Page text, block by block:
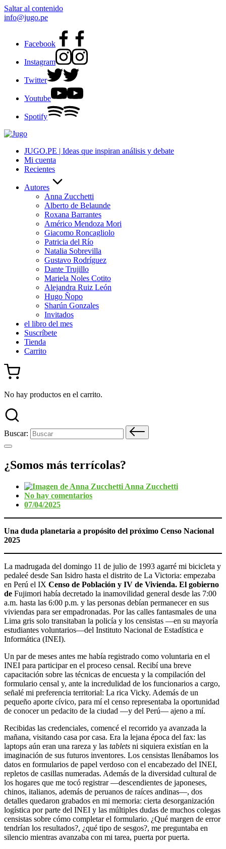
Saltar al contenido
info@jugo.pe
Facebook
Instagram
Twitter
Youtube
Spotify
JUGO.PE | Ideas que inspiran análisis y debate
Mi cuenta
Recientes
Autores
Anna Zucchetti
Alberto de Belaunde
Roxana Barrantes
Américo Mendoza Mori
Giacomo Roncagliolo
Patricia del Río
Natalia Sobrevilla
Gustavo Rodríguez
Dante Trujillo
Mariela Noles Cotito
Alejandra Ruiz León
Hugo Ñopo
Sharún Gonzales
Invitados
el libro del mes
Suscríbete
Tienda
Carrito
No hay productos en el carrito.
Buscar:
¿Somos más terrícolas?
Anna Zucchetti
No hay comentarios
07/04/2025
Una duda planetaria a propósito del próximo Censo Nacional
2025
La madrugada del domingo 11 de julio de 1993 agarré mi bicicleta y
pedaleé desde San Isidro hasta el distrito de La Victoria: empezaba
en Perú el IX Censo de Población y IV de Vivienda. El gobierno
de Fujimori había decretado la inamovilidad general desde las 7:00
a.m. hasta las 6:00 p.m. y las personas debían permanecer en sus
viviendas para ser empadronadas. Por las calles fantasmales de una
Lima gris solo transitaban la policía y los censistas —en su mayoría
estudiantes voluntarios—del Instituto Nacional de Estadística e
Informática (INEI).
Un par de meses antes me había registrado como voluntaria en el
INEI para participar en el proceso censal. Recibí una breve
capacitación sobre las técnicas de encuesta y la compilación del
formulario censal y, ante la incredulidad de los funcionarios a cargo,
señalé mi preferencia territorial: La rica Vicky. Además de un
pequeño aporte cívico, para mí el censo representaba la oportunidad
de conocer un pedacito de la ciudad —y del Perú— ajeno a mí.
Recibidas las credenciales, comencé el recorrido ya avanzada la
mañana, visitando casa por casa. Era la lejana época del fax: las
laptops aún eran una rareza y las tablets ni siquiera existían en la
imaginación de sus futuros inventores. Los censistas llenábamos los
datos en formularios de papel verdoso con el encabezado del INEI,
repletos de casillas numeradas. Además de la diversidad cultural de
los hogares que me tocó registrar —descendientes de japoneses,
chinos, italianos, además de peruanos de raíces andinas—, dos
detalles quedaron grabados en mi memoria: cierta desorganización
logística por parte del INEI y las múltiples dudas de muchos colegas
censistas sobre cómo completar el formulario. ¿Qué margen de error
tendrían los resultados?, ¿qué tipo de sesgos?, me preguntaba en
silencio mientras avanzaba con mi tarea, puerta por puerta.